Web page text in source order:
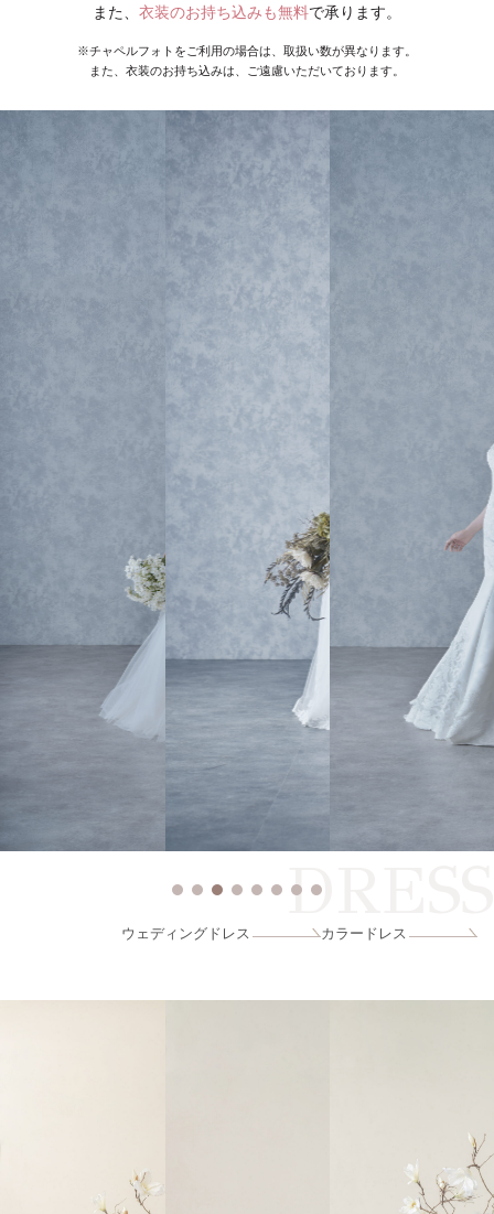
また、 衣装のお持ち込みも無料で承ります。
※チャペルフォトをご利用の場合は、取扱い数が異なります。
また、衣装のお持ち込みは、ご遠慮いただいております。
DRESS
ウェディングドレス カラードレス